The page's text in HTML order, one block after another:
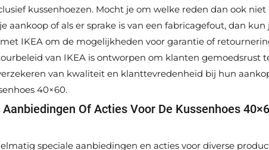
kussenhoezen. Mocht je om welke reden dan ook niet
aankoop of als er sprake is van een fabricagefout, dan kun
IKEA om de mogelijkheden voor garantie of
van IKEA is ontworpen om klanten gemoedsrust
van kwaliteit en klanttevredenheid bij hun
40×60.
Of Acties Voor De Kussenhoes
speciale aanbiedingen en acties voor diverse